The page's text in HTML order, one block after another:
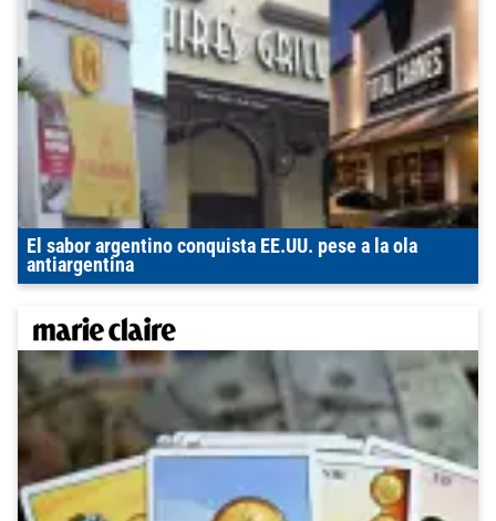
El sabor argentino conquista EE.UU. pese a la ola
antiargentina